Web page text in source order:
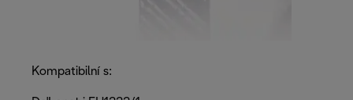
Kompatibilní s: